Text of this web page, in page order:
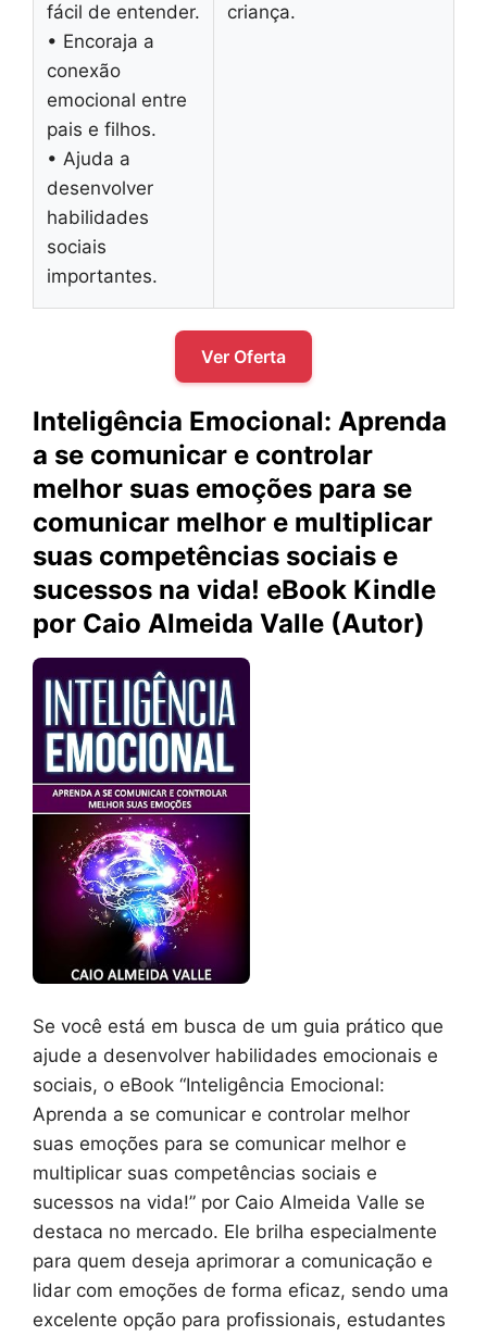
fácil de entender.
• Encoraja a
conexão
emocional entre
pais e filhos.
• Ajuda a
desenvolver
habilidades
sociais
importantes.
criança.
Ver Oferta
Inteligência Emocional: Aprenda
a se comunicar e controlar
melhor suas emoções para se
comunicar melhor e multiplicar
suas competências sociais e
sucessos na vida! eBook Kindle
por Caio Almeida Valle (Autor)
Se você está em busca de um guia prático que
ajude a desenvolver habilidades emocionais e
sociais, o eBook “Inteligência Emocional:
Aprenda a se comunicar e controlar melhor
suas emoções para se comunicar melhor e
multiplicar suas competências sociais e
sucessos na vida!” por Caio Almeida Valle se
destaca no mercado. Ele brilha especialmente
para quem deseja aprimorar a comunicação e
lidar com emoções de forma eficaz, sendo uma
excelente opção para profissionais, estudantes